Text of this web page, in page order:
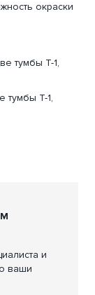
окраски
тумбы Т-1,
тумбы Т-1,
и
ваши